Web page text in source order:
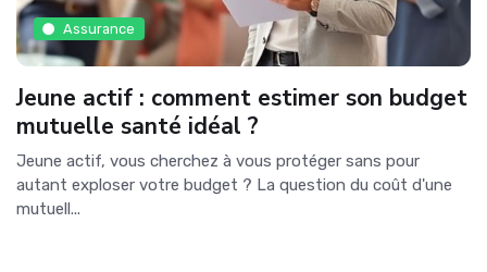
Assurance
Jeune actif : comment estimer son budget
mutuelle santé idéal ?
Jeune actif, vous cherchez à vous protéger sans pour
autant exploser votre budget ? La question du coût d'une
mutuell...